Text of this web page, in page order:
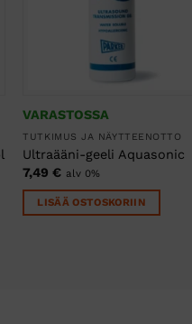
VARASTOSSA
TUTKIMUS JA NÄYTTEENOTTO
Ultraääni-geeli Aquasonic
7,49€ alv 0%
LISÄÄ OSTOSKORIIN